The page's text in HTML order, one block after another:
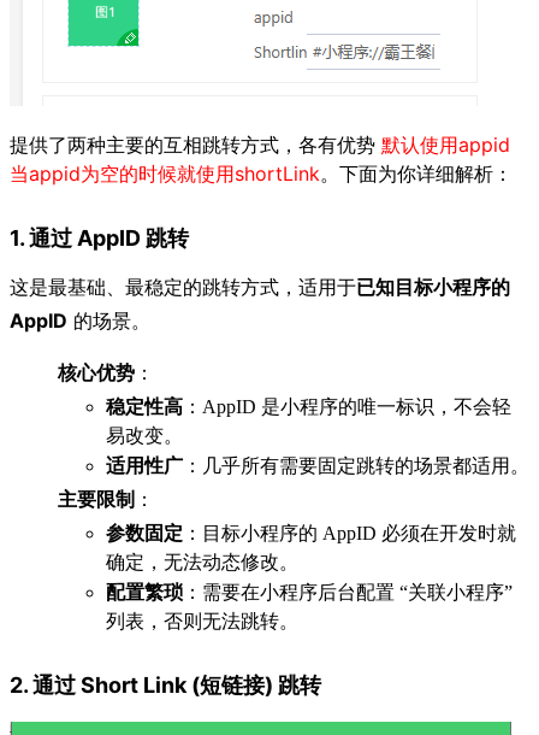
提供了两种主要的互相跳转方式，各有优势 默认使用appid
当appid为空的时候就使用shortLink。下面为你详细解析：
1. 通过 AppID 跳转
这是最基础、最稳定的跳转方式，适用于已知目标小程序的
AppID 的场景。
核心优势 ：
稳定性高 ：AppID 是小程序的唯一标识，不会轻
易改变。
适用性广 ：几乎所有需要固定跳转的场景都适用。
主要限制 ：
参数固定 ：目标小程序的 AppID 必须在开发时就
确定，无法动态修改。
配置繁琐 ：需要在小程序后台配置 “关联小程序”
列表，否则无法跳转。
2. 通过 Short Link (短链接) 跳转